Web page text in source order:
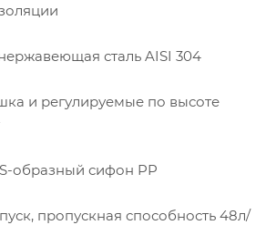
сталь AISI 304
и регулируемые по высоте
образный сифон PP
пропускная способность 48л/